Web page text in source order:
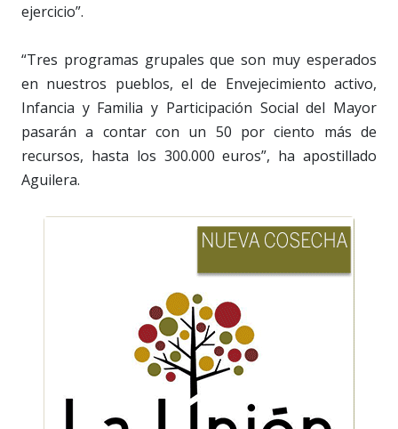
ejercicio”.
“Tres programas grupales que son muy esperados
en nuestros pueblos, el de Envejecimiento activo,
Infancia y Familia y Participación Social del Mayor
pasarán a contar con un 50 por ciento más de
recursos, hasta los 300.000 euros”, ha apostillado
Aguilera.